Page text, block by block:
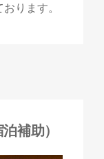
ります。
補助）